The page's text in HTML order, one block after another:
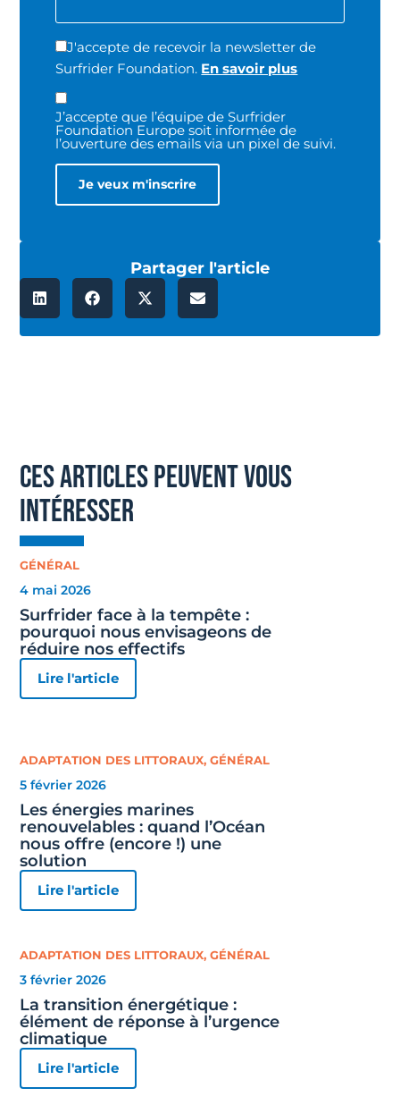
J'accepte de recevoir la newsletter de
Surfrider Foundation. En savoir plus
J’accepte que l’équipe de Surfrider
Foundation Europe soit informée de
l’ouverture des emails via un pixel de suivi.
Partager l'article
ces articles peuvent vous
intéresser
GÉNÉRAL
4 mai 2026
Surfrider face à la tempête :
pourquoi nous envisageons de
réduire nos effectifs
Lire l'article
ADAPTATION DES LITTORAUX,GÉNÉRAL
5 février 2026
Les énergies marines
renouvelables : quand l’Océan
nous offre (encore !) une
solution
Lire l'article
ADAPTATION DES LITTORAUX,GÉNÉRAL
3 février 2026
La transition énergétique :
élément de réponse à l’urgence
climatique
Lire l'article